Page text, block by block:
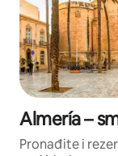
Almería –
Pronađite i